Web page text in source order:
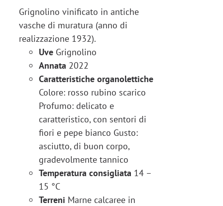
Grignolino vinificato in antiche
vasche di muratura (anno di
realizzazione 1932).
UveGrignolino
Annata 2022
Caratteristiche organolettiche
Colore: rosso rubino scarico
Profumo: delicato e
caratteristico, con sentori di
fiori e pepe bianco Gusto:
asciutto, di buon corpo,
gradevolmente tannico
Temperatura consigliata 14 –
15 °C
Terreni Marne calcaree in